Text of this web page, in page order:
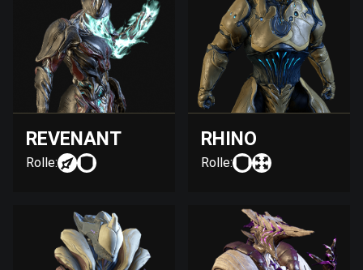
REVENANT
Rolle:
RHINO
Rolle: